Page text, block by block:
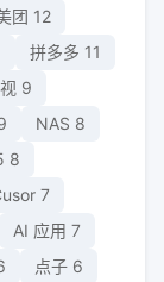
团 12
拼多多 11
9
NAS 8
8
7
AI 应用 7
点子 6